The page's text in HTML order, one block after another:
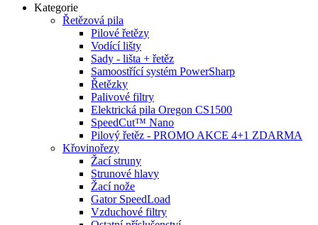
Kategorie
Řetězová pila
Pilové řetězy
Vodící lišty
Sady - lišta + řetěz
Samoostřící systém PowerSharp
Řetězky
Palivové filtry
Elektrická pila Oregon CS1500
SpeedCut™ Nano
Pilový řetěz - PROMO AKCE 4+1 ZDARMA
Křovinořezy
Žací struny
Strunové hlavy
Žací nože
Gator SpeedLoad
Vzduchové filtry